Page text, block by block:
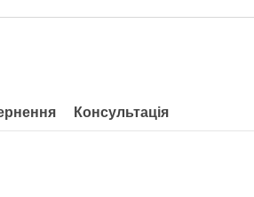
Консультація